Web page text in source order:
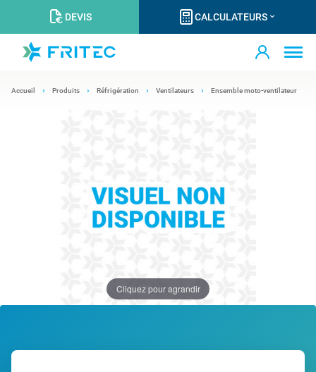
DEVIS CALCULATEURS
Accueil Produits Réfrigération Ventilateurs Ensemble moto-ventilateur
Cliquez pour agrandir